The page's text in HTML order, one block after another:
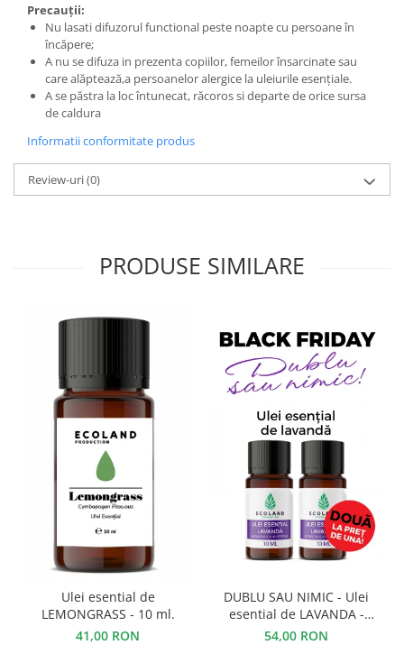
Precauții:
Nu lasati difuzorul functional peste noapte cu persoane în
încăpere;
A nu se difuza in prezenta copiilor, femeilor însarcinate sau
care alăptează,a persoanelor alergice la uleiurile esențiale.
A se păstra la loc întunecat, răcoros si departe de orice sursa
de caldura
Informatii conformitate produs
Review-uri(0)
PRODUSE SIMILARE
Ulei esential de
LEMONGRASS - 10 ml.
41,00 RON
DUBLU SAU NIMIC - Ulei
esential de LAVANDA -
BLACK FRIDAY
54,00 RON